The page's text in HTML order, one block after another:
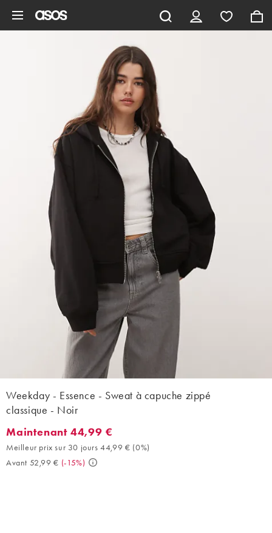
Weekday - Essence - Sweat à capuche zippé
classique - Noir
Maintenant 44,99 €. Meilleur prix sur 30 jours 44,99 € (0%).
Maintenant 44,99 €
Meilleur prix sur 30 jours 44,99 € (0%)
Avant 52,99 € (-15%)